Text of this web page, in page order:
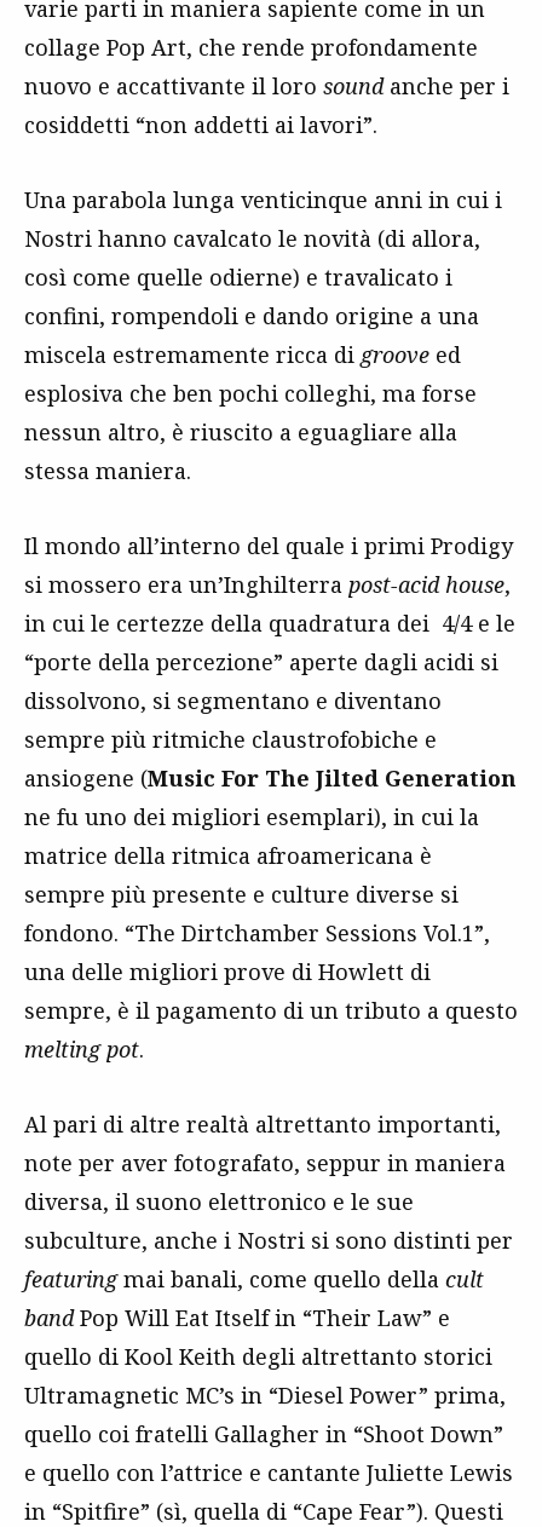
varie parti in maniera sapiente come in un
collage Pop Art, che rende profondamente
nuovo e accattivante il loro soundanche per i
cosiddetti “non addetti ai lavori”.
Una parabola lunga venticinque anni in cui i
Nostri hanno cavalcato le novità (di allora,
così come quelle odierne) e travalicato i
confini, rompendoli e dando origine a una
miscela estremamente ricca di groove ed
esplosiva che ben pochi colleghi, ma forse
nessun altro, è riuscito a eguagliare alla
stessa maniera.
Il mondo all’interno del quale i primi Prodigy
si mossero era un’Inghilterra post-acid house,
in cui le certezze della quadratura dei 4/4 e le
“porte della percezione” aperte dagli acidi si
dissolvono, si segmentano e diventano
sempre più ritmiche claustrofobiche e
ansiogene (Music For The Jilted Generation
ne fu uno dei migliori esemplari), in cui la
matrice della ritmica afroamericana è
sempre più presente e culture diverse si
fondono. “The Dirtchamber Sessions Vol.1”,
una delle migliori prove di Howlett di
sempre, è il pagamento di un tributo a questo
melting pot.
Al pari di altre realtà altrettanto importanti,
note per aver fotografato, seppur in maniera
diversa, il suono elettronico e le sue
subculture, anche i Nostri si sono distinti per
featuringmai banali, come quello della cult
bandPop Will Eat Itself in “Their Law” e
quello di Kool Keith degli altrettanto storici
Ultramagnetic MC’s in “Diesel Power” prima,
quello coi fratelli Gallagher in “Shoot Down”
e quello con l’attrice e cantante Juliette Lewis
in “Spitfire” (sì, quella di “Cape Fear”). Questi